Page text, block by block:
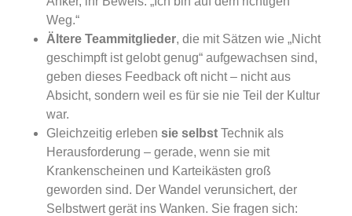
Weg.“
Ältere Teammitglieder, die mit Sätzen wie „Nicht
geschimpft ist gelobt genug“ aufgewachsen sind,
geben dieses Feedback oft nicht – nicht aus
Absicht, sondern weil es für sie nie Teil der Kultur
war.
Gleichzeitig erleben sie selbst Technik als
Herausforderung – gerade, wenn sie mit
Krankenscheinen und Karteikästen groß
geworden sind. Der Wandel verunsichert, der
Selbstwert gerät ins Wanken. Sie fragen sich: